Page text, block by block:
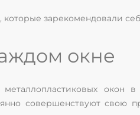
зарекомендовали
окне
совершенствуют